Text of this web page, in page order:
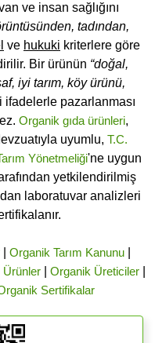
ve insan sağlığını
tadından,
ve hukuki kriterlere göre
Bir ürünün “doğal,
iyi tarım, köy ürünü,
pazarlanması
Organik gıda ürünleri,
uyumlu, T.C.
Yönetmeliği'ne uygun
yetkilendirilmiş
laboratuvar analizleri
| Organik Tarım Kanunu|
| Organik Üreticiler|
Sertifikalar